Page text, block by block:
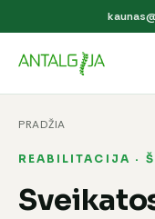
PRADŽIA
REABILITACIJA ·